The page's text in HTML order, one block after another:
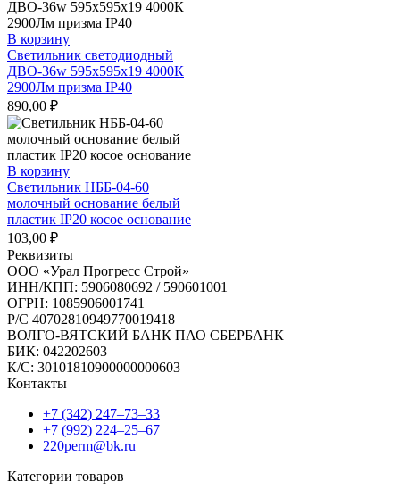
В корзину
Светильник светодиодный
ДВО-36w 595х595х19 4000К
2900Лм призма IP40
890,00 ₽
В корзину
Светильник НББ-04-60
молочный основание белый
пластик IP20 косое основание
103,00 ₽
Реквизиты
ООО «Урал Прогресс Строй»
ИНН/КПП: 5906080692 / 590601001
ОГРН: 1085906001741
Р/C 40702810949770019418
ВОЛГО-ВЯТСКИЙ БАНК ПАО СБЕРБАНК
БИК: 042202603
К/С: 30101810900000000603
Контакты
+7 (342) 247‒73‒33
+7 (992) 224‒25‒67
220perm@bk.ru
Категории товаров